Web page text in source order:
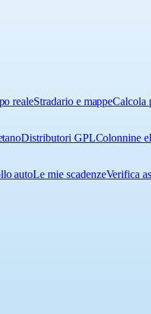
realeStradario e mappeCalcola
Distributori GPLColonnine
autoLe mie scadenzeVerifica